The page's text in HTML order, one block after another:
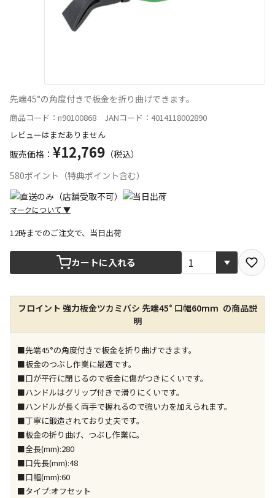
先端45°の角度付きで板金を折り曲げできます。
商品コード：n90100868 JANコード：4014118002890
レビューはまだありません
販売価格： ¥12,769 （税込）
580ポイント（特典ポイント含む）
マークについて ▼
宅配や店舗受取を選択できる商品です
店舗のみで受取できる商品です（宅配便でのお届けが
できません）
※同時購入の商品は、全て同じ店舗での受取となりま
す
特定の店舗のみで受取ができる商品です（宅配便での
お届けができません）
※同時購入の商品は、全て同じ店舗での受取となりま
す
委託業者によりお届けする商品です
※ほか商品との同時購入はできません。お手数です
が、ご購入手続きを分けてお買い求めください
※支払い方法の代金引換は選択できません。
※電話注文はできません。
宅配のみでお届けする商品です（店舗受取は選択でき
12時までのご注文で、当日出荷
カートに入れる
フロイント 強力板金ツカミバシ 先端45° 口幅60mm の商品説
明
■先端45°の角度付きで板金を折り曲げできます。
■板金のつぶし作業に最適です。
■口が平行に閉じるので板金に傷がつきにくいです。
■ハンドルはグリップ付きで滑りにくいです。
■ハンドルが長く両手で握れるので強い力を加えられます。
■丁寧に鍛造されており丈夫です。
■板金の折り曲げ、つぶし作業に。
■全長(mm):280
■口先長(mm):48
■口幅(mm):60
■タイプ:オフセット